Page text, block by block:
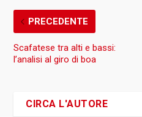
PRECEDENTE
Scafatese tra alti e bassi:
l’analisi al giro di boa
CIRCA L'AUTORE